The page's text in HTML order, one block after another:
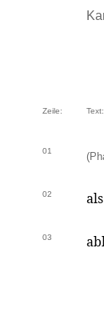
Zeile: Text:
01
02
03